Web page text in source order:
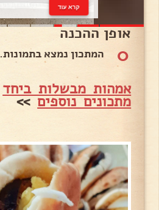
קרא עוד
אופן ההכנה
0 המתכון נמצא בתמונות.
אמהות מבשלות ביחד
מתכונים נוספים>>